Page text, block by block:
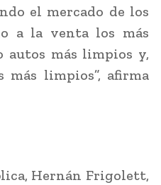
el mercado de los
a la venta los más
autos más limpios y,
limpios”, afirma
Hernán Frigolett,